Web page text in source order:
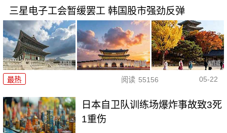
三星电子工会暂缓罢工 韩国股市强劲反弹
最热 阅读 55156 05-22
日本自卫队训练场爆炸事故致3死
1重伤